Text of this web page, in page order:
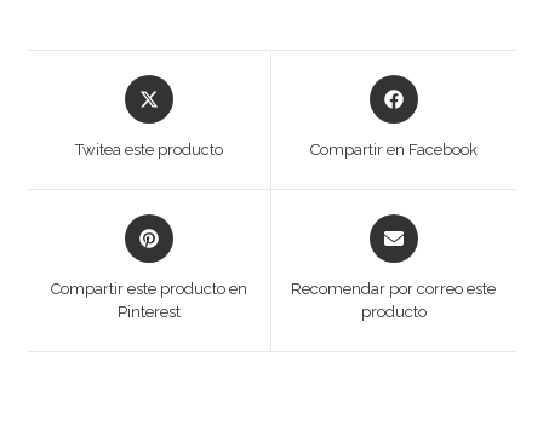
Opens
in
Twitea este producto
Opens
in
Compartir en Facebook
Opens
in
new
Compartir este producto en
Pinterest
Opens
in
new
Recomendar por correo este
producto